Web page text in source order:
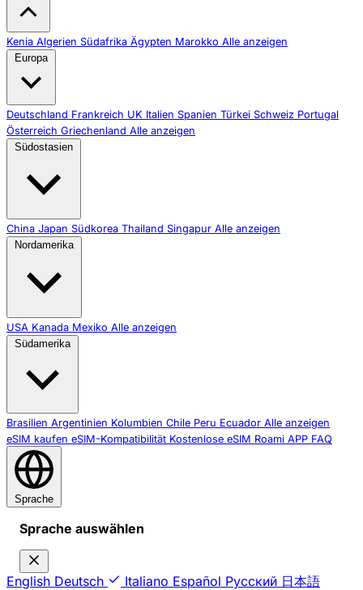
Kenia Algerien Südafrika Ägypten Marokko Alle anzeigen
Europa
Deutschland Frankreich UK Italien Spanien Türkei Schweiz Portugal
Österreich Griechenland Alle anzeigen
Südostasien
China Japan Südkorea Thailand Singapur Alle anzeigen
Nordamerika
USA Kanada Mexiko Alle anzeigen
Südamerika
Brasilien Argentinien Kolumbien Chile Peru Ecuador Alle anzeigen
eSIM kaufen eSIM-Kompatibilität Kostenlose eSIM Roami APP FAQ
Sprache
Sprache auswählen
English Deutsch Italiano Español Русский 日本語